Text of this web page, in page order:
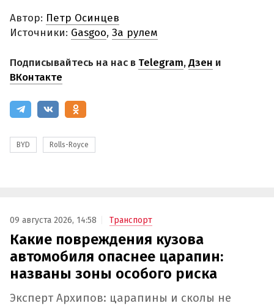
Автор: Петр Осинцев
Источники: Gasgoo, За рулем
Подписывайтесь на нас в Telegram,Дзен и
ВКонтакте
BYD Rolls-Royce
09 августа 2026, 14:58 Транспорт
Какие повреждения кузова
автомобиля опаснее царапин:
названы зоны особого риска
Эксперт Архипов: царапины и сколы не